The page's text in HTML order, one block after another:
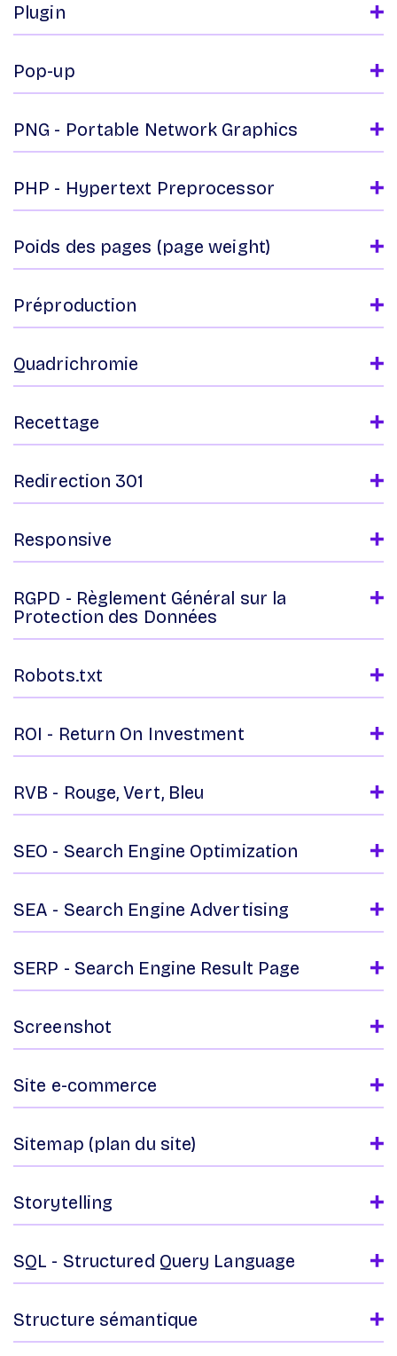
Plugin
Pop-up
PNG - Portable Network Graphics
PHP - Hypertext Preprocessor
Poids des pages (page weight)
Préproduction
Quadrichromie
Recettage
Redirection 301
Responsive
RGPD - Règlement Général sur la
Protection des Données
Robots.txt
ROI - Return On Investment
RVB - Rouge, Vert, Bleu
SEO - Search Engine Optimization
SEA - Search Engine Advertising
SERP - Search Engine Result Page
Screenshot
Site e-commerce
Sitemap (plan du site)
Storytelling
SQL - Structured Query Language
Structure sémantique